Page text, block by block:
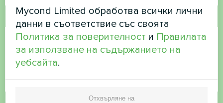
Коментар
Mycond Limited обработва всички лични
данни в съответствие със своята
Политика за поверителност и Правилата
за използване на съдържанието на
уебсайта.
Отхвърляне на